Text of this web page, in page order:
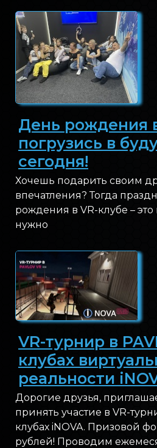
День рождения
погрузись в
сегодня!
Хочешь подарить своим
впечатления? Тогда
рождения в VR-клубе – это
нужно
VR-турнир в
клубах
реальности
Дорогие друзья,
принять участие в VR-
клубах iNOVA. Призовой
рублей! Проводим